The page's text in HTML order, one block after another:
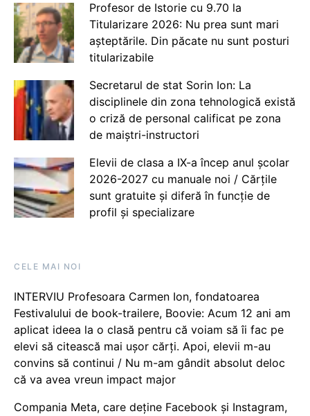
Profesor de Istorie cu 9.70 la
Titularizare 2026: Nu prea sunt mari
așteptările. Din păcate nu sunt posturi
titularizabile
Secretarul de stat Sorin Ion: La
disciplinele din zona tehnologică există
o criză de personal calificat pe zona
de maiștri-instructori
Elevii de clasa a IX-a încep anul școlar
2026-2027 cu manuale noi / Cărțile
sunt gratuite și diferă în funcție de
profil și specializare
CELE MAI NOI
INTERVIU Profesoara Carmen Ion, fondatoarea
Festivalului de book-trailere, Boovie: Acum 12 ani am
aplicat ideea la o clasă pentru că voiam să îi fac pe
elevi să citească mai ușor cărți. Apoi, elevii m-au
convins să continui / Nu m-am gândit absolut deloc
că va avea vreun impact major
Compania Meta, care deține Facebook și Instagram,